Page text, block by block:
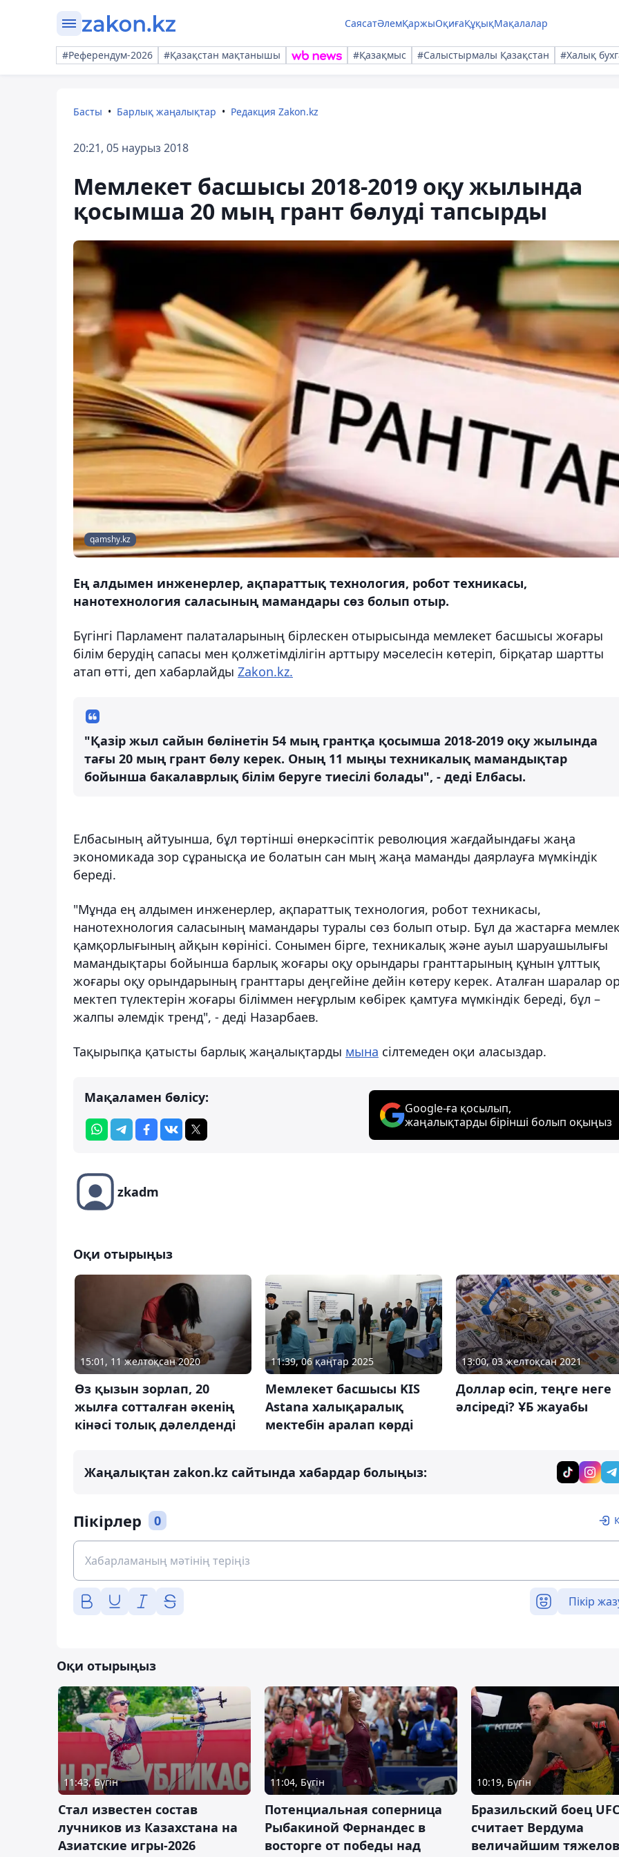
СаясатӘлемҚаржыОқиғаҚұқықМақалалар
#Референдум-2026 #Қазақстан мақтанышы #Қазақмыс #Салыстырмалы Қазақстан #Халық
Басты Барлық жаңалықтар Редакция Zakon.kz
20:21, 05 наурыз 2018
Мемлекет басшысы 2018-2019 оқу жылында
қосымша 20 мың грант бөлуді тапсырды
qamshy.kz
Ең алдымен инженерлер, ақпараттық технология, робот техникасы,
нанотехнология саласының мамандары сөз болып отыр.
Бүгінгі Парламент палаталарының бірлескен отырысында мемлекет басшысы жоғары
білім берудің сапасы мен қолжетімділігін арттыру мәселесін көтеріп, бірқатар шартты
атап өтті, деп хабарлайды Zakon.kz.
"Қазір жыл сайын бөлінетін 54 мың грантқа қосымша 2018-2019 оқу жылында
тағы 20 мың грант бөлу керек. Оның 11 мыңы техникалық мамандықтар
бойынша бакалаврлық білім беруге тиесілі болады", - деді Елбасы.
Елбасының айтуынша, бұл төртінші өнеркәсіптік революция жағдайындағы жаңа
экономикада зор сұранысқа ие болатын сан мың жаңа маманды даярлауға мүмкіндік
береді.
"Мұнда ең алдымен инженерлер, ақпараттық технология, робот техникасы,
нанотехнология саласының мамандары туралы сөз болып отыр. Бұл да жастарға
қамқорлығының айқын көрінісі. Сонымен бірге, техникалық және ауыл шаруашылығы
мамандықтары бойынша барлық жоғары оқу орындары гранттарының құнын ұлттық
жоғары оқу орындарының гранттары деңгейіне дейін көтеру керек. Аталған шаралар
мектеп түлектерін жоғары біліммен неғұрлым көбірек қамтуға мүмкіндік береді, бұл –
жалпы әлемдік тренд", - деді Назарбаев.
Тақырыпқа қатысты барлық жаңалықтарды мына сілтемеден оқи аласыздар.
Мақаламен бөлісу:
Google-ға қосылып,
жаңалықтарды бірінші болып оқыңыз
zkadm
Оқи отырыңыз
15:01, 11 желтоқсан 2020
Өз қызын зорлап, 20
жылға сотталған әкенің
кінәсі толық дәлелденді
11:39, 06 қаңтар 2025
Мемлекет басшысы KIS
Astana халықаралық
мектебін аралап көрді
13:00, 03 желтоқсан 2021
Доллар өсіп, теңге неге
әлсіреді? ҰБ жауабы
Жаңалықтан zakon.kz сайтында хабардар болыңыз:
Пікірлер 0
Пікір
Оқи отырыңыз
11:43, Бүгін
Стал известен состав
лучников из Казахстана на
Азиатские игры-2026
11:04, Бүгін
Потенциальная соперница
Рыбакиной Фернандес в
восторге от победы над
10:19, Бүгін
Бразильский боец
считает Вердума
величайшим